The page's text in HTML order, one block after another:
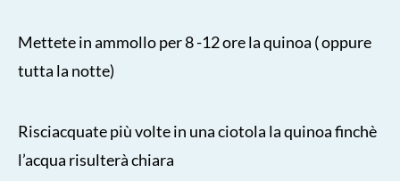
Mettete in ammollo per 8 -12 ore la quinoa ( oppure
tutta la notte)
Risciacquate più volte in una ciotola la quinoa finchè
l’acqua risulterà chiara